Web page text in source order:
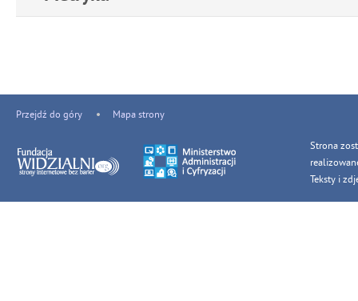
Przejdź do góry Mapa strony
Strona
Teksty i